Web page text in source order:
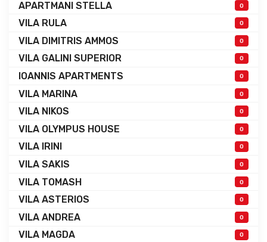
APARTMANI STELLA 0
VILA RULA 0
VILA DIMITRIS AMMOS 0
VILA GALINI SUPERIOR 0
IOANNIS APARTMENTS 0
VILA MARINA 0
VILA NIKOS 0
VILA OLYMPUS HOUSE 0
VILA IRINI 0
VILA SAKIS 0
VILA TOMASH 0
VILA ASTERIOS 0
VILA ANDREA 0
VILA MAGDA 0